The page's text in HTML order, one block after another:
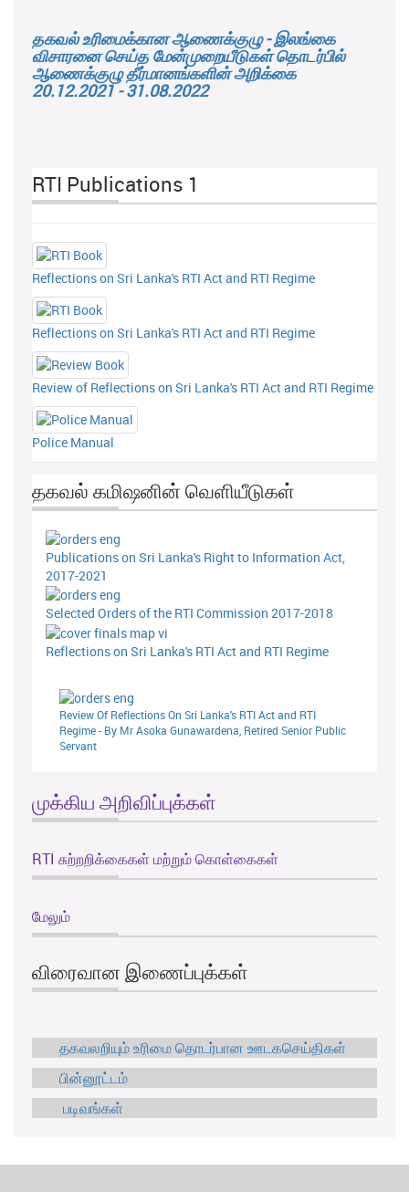
தகவல் உரிமைக்கான ஆணைக்குழு - இலங்கை
விசாரனை செய்த மேன்முறையீடுகள் தொடர்பில்
ஆணைக்குழு தீர்மானங்களின் அறிக்கை
20.12.2021 - 31.08.2022
RTI Publications 1
Reflections on Sri Lanka's RTI Act and RTI Regime
Reflections on Sri Lanka's RTI Act and RTI Regime
Review of Reflections on Sri Lanka's RTI Act and RTI Regime
Police Manual
தகவல் கமிஷனின் வெளியீடுகள்
Publications on Sri Lanka's Right to Information Act,
2017-2021
Selected Orders of the RTI Commission 2017-2018
Reflections on Sri Lanka's RTI Act and RTI Regime
Review Of Reflections On Sri Lanka's RTI Act and RTI
Regime - By Mr Asoka Gunawardena, Retired Senior Public
Servant
முக்கிய அறிவிப்புக்கள்
RTI சுற்றறிக்கைகள் மற்றும் கொள்கைகள்
மேலும்
விரைவான இணைப்புக்கள்
தகவலறியும் உரிமை தொடர்பான ஊடகசெய்திகள்
பின்னூட்டம்
படிவங்கள்